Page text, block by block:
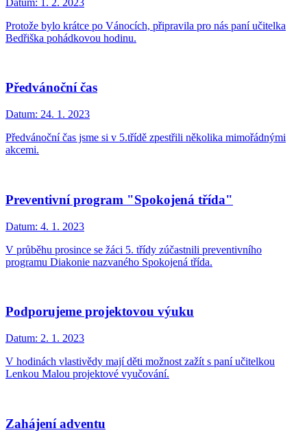
Protože bylo krátce po Vánocích, připravila pro nás paní učitelka
Bedřiška pohádkovou hodinu.
Předvánoční čas
Datum: 24. 1. 2023
Předvánoční čas jsme si v 5.třídě zpestřili několika mimořádnými
akcemi.
Preventivní program "Spokojená třída"
Datum: 4. 1. 2023
V průběhu prosince se žáci 5. třídy zúčastnili preventivního
programu Diakonie nazvaného Spokojená třída.
Podporujeme projektovou výuku
Datum: 2. 1. 2023
V hodinách vlastivědy mají děti možnost zažít s paní učitelkou
Lenkou Malou projektové vyučování.
Zahájení adventu